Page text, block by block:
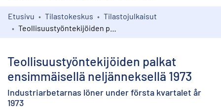
Kokoelmat
Etusivu Tilastokeskus
Tilastojulkaisut
Teollisuustyöntekijöiden palkat
ensimmäisellä neljänneksellä 1973
Industriarbetarnas löner under första kvartalet år
1973